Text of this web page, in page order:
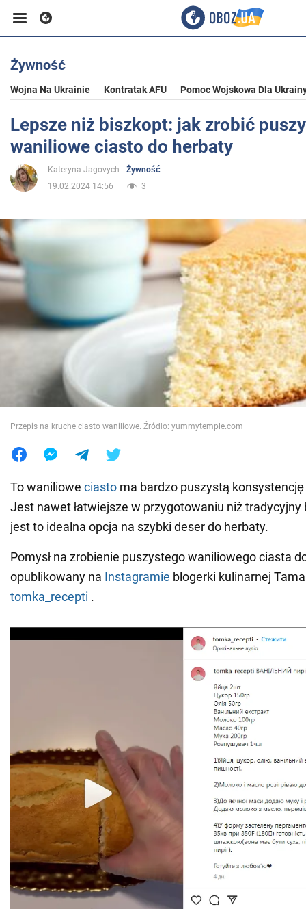
Biznes
Sport
Rozrywka
Polityka
Społeczeństwo
Wojna na Ukrainie
Świat
Jedzenie
Żywność
Wojna Na Ukrainie Kontratak AFU Pomoc Wojskowa Dla
Lepsze niż biszkopt: jak zrobić
waniliowe ciasto do herbaty
Kateryna Jagovych
Żywność
19.02.2024 14:56
3
Przepis na kruche ciasto waniliowe. Źródło: yummytemple.com
To waniliowe ciasto ma bardzo puszystą
Jest nawet łatwiejsze w przygotowaniu niż tradycyjny
jest to idealna opcja na szybki deser do herbaty.
Pomysł na zrobienie puszystego waniliowego ciasta
opublikowany na Instagramie blogerki kulinarnej
tomka_recepti .